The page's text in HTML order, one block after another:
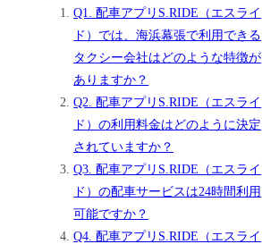
Q1. 配車アプリS.RIDE（エスライ
ド）では、海浜幕張で利用できる
タクシー会社はどのような特徴が
ありますか？
Q2. 配車アプリS.RIDE（エスライ
ド）の利用料金はどのように決定
されていますか？
Q3. 配車アプリS.RIDE（エスライ
ド）の配車サービスは24時間利用
可能ですか？
Q4. 配車アプリS.RIDE（エスライ